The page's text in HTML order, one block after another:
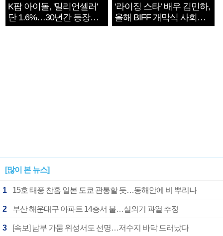
K팝 아이돌, '밀리언셀러'
단 1.6%…30년간 등장
1182개팀 전수조사
‘라이징 스타’ 배우 김민하,
올해 BIFF 개막식 사회자
확정
[많이 본 뉴스]
1 15호 태풍 찬홈 일본 도쿄 관통할 듯…동해안에 비 뿌리나
2 부산 해운대구 아파트 14층서 불…실외기 과열 추정
3 [속보] 남부 가뭄 위성서도 선명…저수지 바닥 드러났다